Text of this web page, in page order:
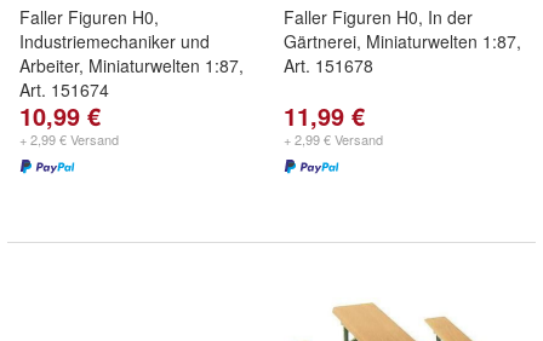
Faller Figuren H0,
Industriemechaniker und
Arbeiter, Miniaturwelten 1:87,
Art. 151674
10,99 €
+ 2,99 € Versand
Faller Figuren H0, In der
Gärtnerei, Miniaturwelten 1:87,
Art. 151678
11,99 €
+ 2,99 € Versand